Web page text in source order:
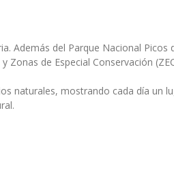
Además del Parque Nacional Picos
de Especial Conservación
naturales, mostrando cada día un